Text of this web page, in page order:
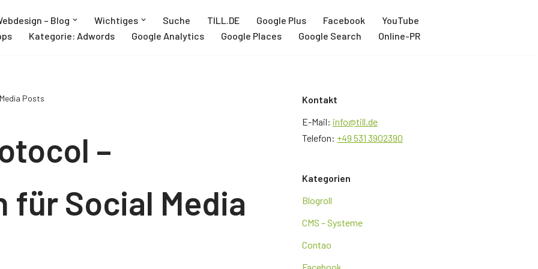
– Blog Wichtiges Suche TILL.DE Google Plus Facebook
YouTube
Kategorie: Adwords Google Analytics Google Places Google Search Online-PR
Posts
–
für Social Media
Kontakt
E-Mail: info@till.de
Telefon: +49 531 3902390
Kategorien
Blogroll
CMS – Systeme
Contao